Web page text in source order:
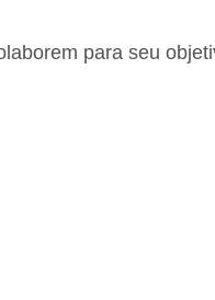
para seu